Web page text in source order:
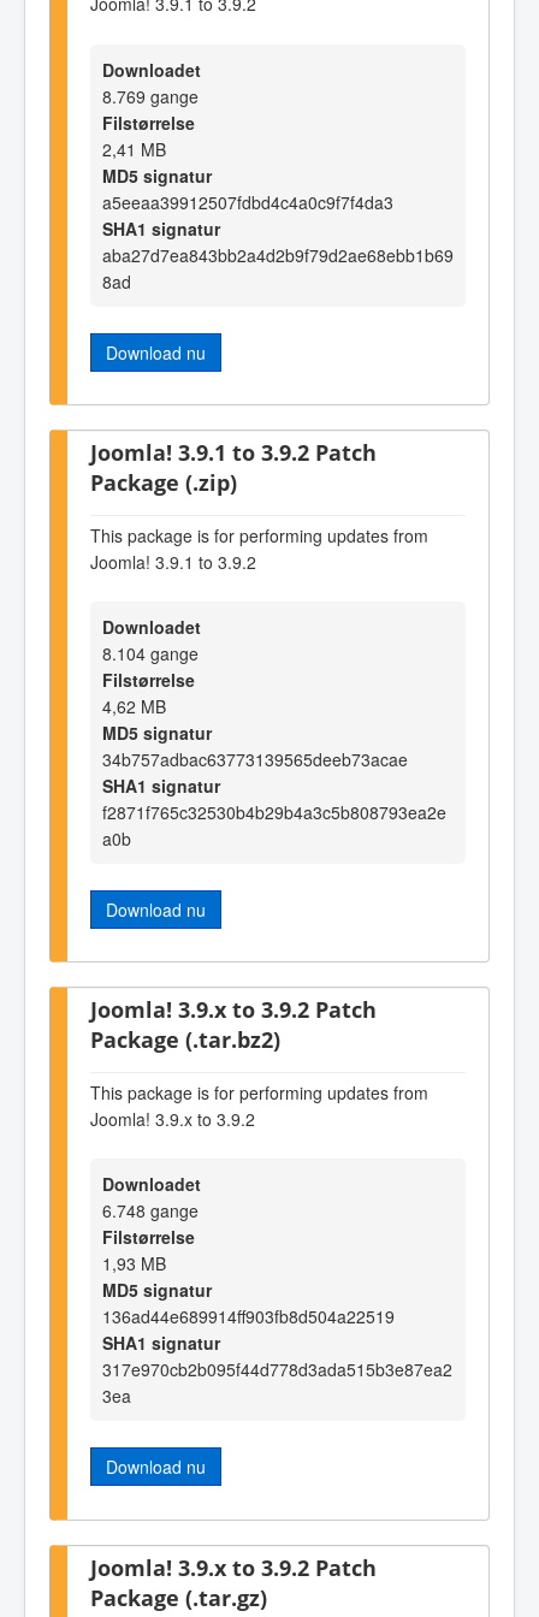
Downloadet
8.769 gange
Filstørrelse
2,41 MB
MD5 signatur
a5eeaa39912507fdbd4c4a0c9f7f4da3
SHA1 signatur
aba27d7ea843bb2a4d2b9f79d2ae68ebb1b69
8ad
Download nu
Joomla! 3.9.1 to 3.9.2 Patch
Package (.zip)
This package is for performing updates from
Joomla! 3.9.1 to 3.9.2
Downloadet
8.104 gange
Filstørrelse
4,62 MB
MD5 signatur
34b757adbac63773139565deeb73acae
SHA1 signatur
f2871f765c32530b4b29b4a3c5b808793ea2e
a0b
Download nu
Joomla! 3.9.x to 3.9.2 Patch
Package (.tar.bz2)
This package is for performing updates from
Joomla! 3.9.x to 3.9.2
Downloadet
6.748 gange
Filstørrelse
1,93 MB
MD5 signatur
136ad44e689914ff903fb8d504a22519
SHA1 signatur
317e970cb2b095f44d778d3ada515b3e87ea2
3ea
Download nu
Joomla! 3.9.x to 3.9.2 Patch
Package (.tar.gz)